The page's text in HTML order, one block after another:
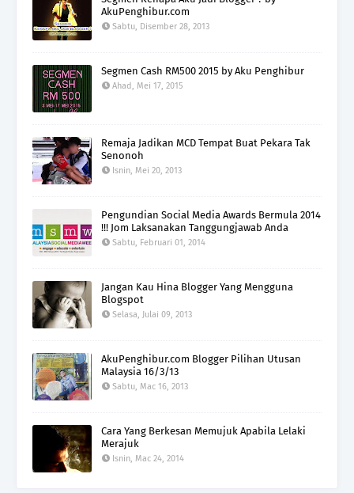
AkuPenghibur.com
Sabtu, Disember 28, 2013
Segmen Cash RM500 2015 by Aku Penghibur
Ahad, Mei 17, 2015
Remaja Jadikan MCD Tempat Buat Pekara Tak
Senonoh
Isnin, Mei 20, 2013
Pengundian Social Media Awards Bermula 2014
!!! Jom Laksanakan Tanggungjawab Anda
Sabtu, Februari 01, 2014
Jangan Kau Hina Blogger Yang Mengguna
Blogspot
Selasa, Julai 09, 2013
AkuPenghibur.com Blogger Pilihan Utusan
Malaysia 16/3/13
Sabtu, Mac 16, 2013
Cara Yang Berkesan Memujuk Apabila Lelaki
Merajuk
Isnin, Mac 24, 2014